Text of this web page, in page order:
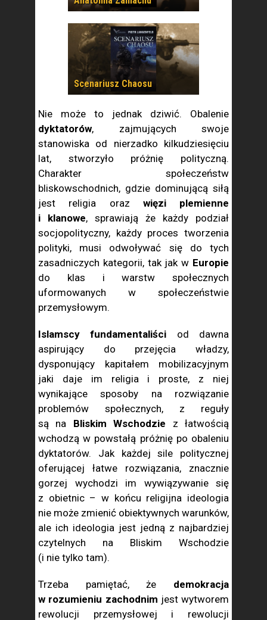
Scenariusz Chaosu
Nie może to jednak dziwić. Obalenie
dyktatorów, zajmujących swoje
stanowiska od nierzadko kilkudziesięciu
lat, stworzyło próżnię polityczną.
Charakter społeczeństw
bliskowschodnich, gdzie dominującą siłą
jest religia oraz więzi plemienne
i klanowe, sprawiają że każdy podział
socjopolityczny, każdy proces tworzenia
polityki, musi odwoływać się do tych
zasadniczych kategorii, tak jak w Europie
do klas i warstw społecznych
uformowanych w społeczeństwie
przemysłowym.
Islamscy fundamentaliści od dawna
aspirujący do przejęcia władzy,
dysponujący kapitałem mobilizacyjnym
jaki daje im religia i proste, z niej
wynikające sposoby na rozwiązanie
problemów społecznych, z reguły
są na Bliskim Wschodzie z łatwością
wchodzą w powstałą próżnię po obaleniu
dyktatorów. Jak każdej sile politycznej
oferującej łatwe rozwiązania, znacznie
gorzej wychodzi im wywiązywanie się
z obietnic – w końcu religijna ideologia
nie może zmienić obiektywnych warunków,
ale ich ideologia jest jedną z najbardziej
czytelnych na Bliskim Wschodzie
(i nie tylko tam).
Trzeba pamiętać, że demokracja
w rozumieniu zachodnim jest wytworem
rewolucji przemysłowej i rewolucji